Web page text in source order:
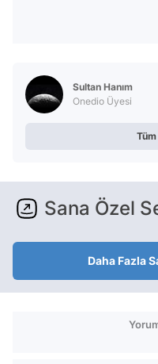
Sultan Hanım
Onedio Üyesi
Sana Özel
Daha Fazla